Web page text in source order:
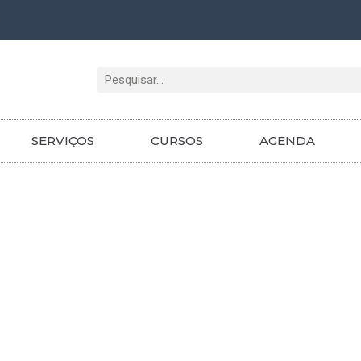
Pesquisar
SERVIÇOS CURSOS AGENDA